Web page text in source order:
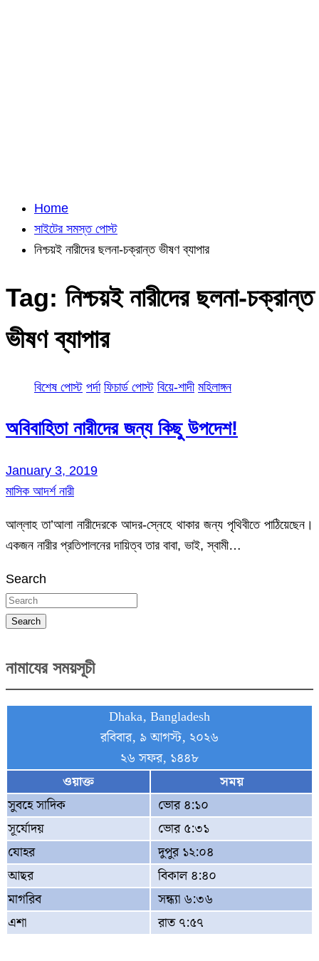
Home
সাইটের সমস্ত পোস্ট
নিশ্চয়ই নারীদের ছলনা-চক্রান্ত ভীষণ ব্যাপার
Tag: নিশ্চয়ই নারীদের ছলনা-চক্রান্ত
ভীষণ ব্যাপার
বিশেষ পোস্ট পর্দা ফিচার্ড পোস্ট বিয়ে-শাদী মহিলাঙ্গন
অবিবাহিতা নারীদের জন্য কিছু উপদেশ!
January 3, 2019
মাসিক আদর্শ নারী
আল্লাহ তা’আলা নারীদেরকে আদর-স্নেহে থাকার জন্য পৃথিবীতে পাঠিয়েছেন।
একজন নারীর প্রতিপালনের দায়িত্ব তার বাবা, ভাই, স্বামী…
Search
Search
নামাযের সময়সূচী
Dhaka, Bangladesh
রবিবার, ৯ আগস্ট, ২০২৬
২৬ সফর, ১৪৪৮
ওয়াক্ত
সময়
সুবহে সাদিক
ভোর ৪:১০
সূর্যোদয়
ভোর ৫:৩১
যোহর
দুপুর ১২:০৪
আছর
বিকাল ৪:৪০
মাগরিব
সন্ধ্যা ৬:৩৬
এশা
রাত ৭:৫৭